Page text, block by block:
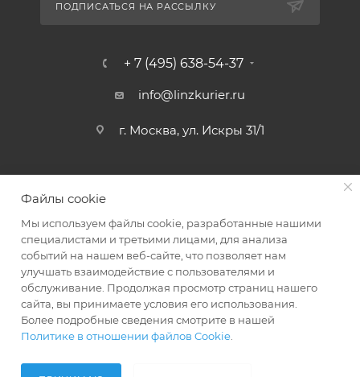
ПОДПИСАТЬСЯ НА РАССЫЛКУ
+ 7 (495) 638-54-37
info@linzkurier.ru
г. Москва, ул. Искры 31/1
2008 - 2026 © Интернет магазин Линз Курьер
Файлы cookie
Мы используем файлы cookie, разработанные нашими
специалистами и третьими лицами, для анализа
событий на нашем веб-сайте, что позволяет нам
улучшать взаимодействие с пользователями и
обслуживание. Продолжая просмотр страниц нашего
сайта, вы принимаете условия его использования.
Более подробные сведения смотрите в нашей
Политике в отношении файлов Cookie